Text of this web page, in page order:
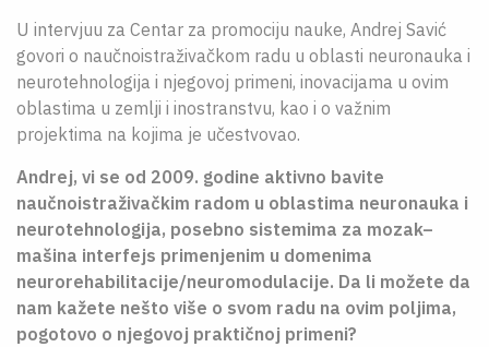
U intervjuu za Centar za promociju nauke, Andrej Savić
govori o naučnoistraživačkom radu u oblasti neuronauka i
neurotehnologija i njegovoj primeni, inovacijama u ovim
oblastima u zemlji i inostranstvu, kao i o važnim
projektima na kojima je učestvovao.
Andrej, vi se od 2009. godine aktivno bavite
naučnoistraživačkim radom u oblastima neuronauka i
neurotehnologija, posebno sistemima za mozak–
mašina interfejs primenjenim u domenima
neurorehabilitacije/neuromodulacije. Da li možete da
nam kažete nešto više o svom radu na ovim poljima,
pogotovo o njegovoj praktičnoj primeni?